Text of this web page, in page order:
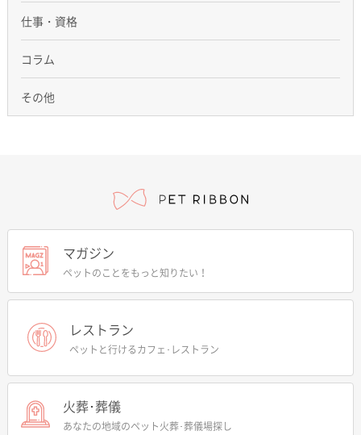
仕事・資格
コラム
その他
マガジン
ペットのことをもっと知りたい！
レストラン
ペットと行けるカフェ･レストラン
火葬･葬儀
あなたの地域のペット火葬･葬儀場探し